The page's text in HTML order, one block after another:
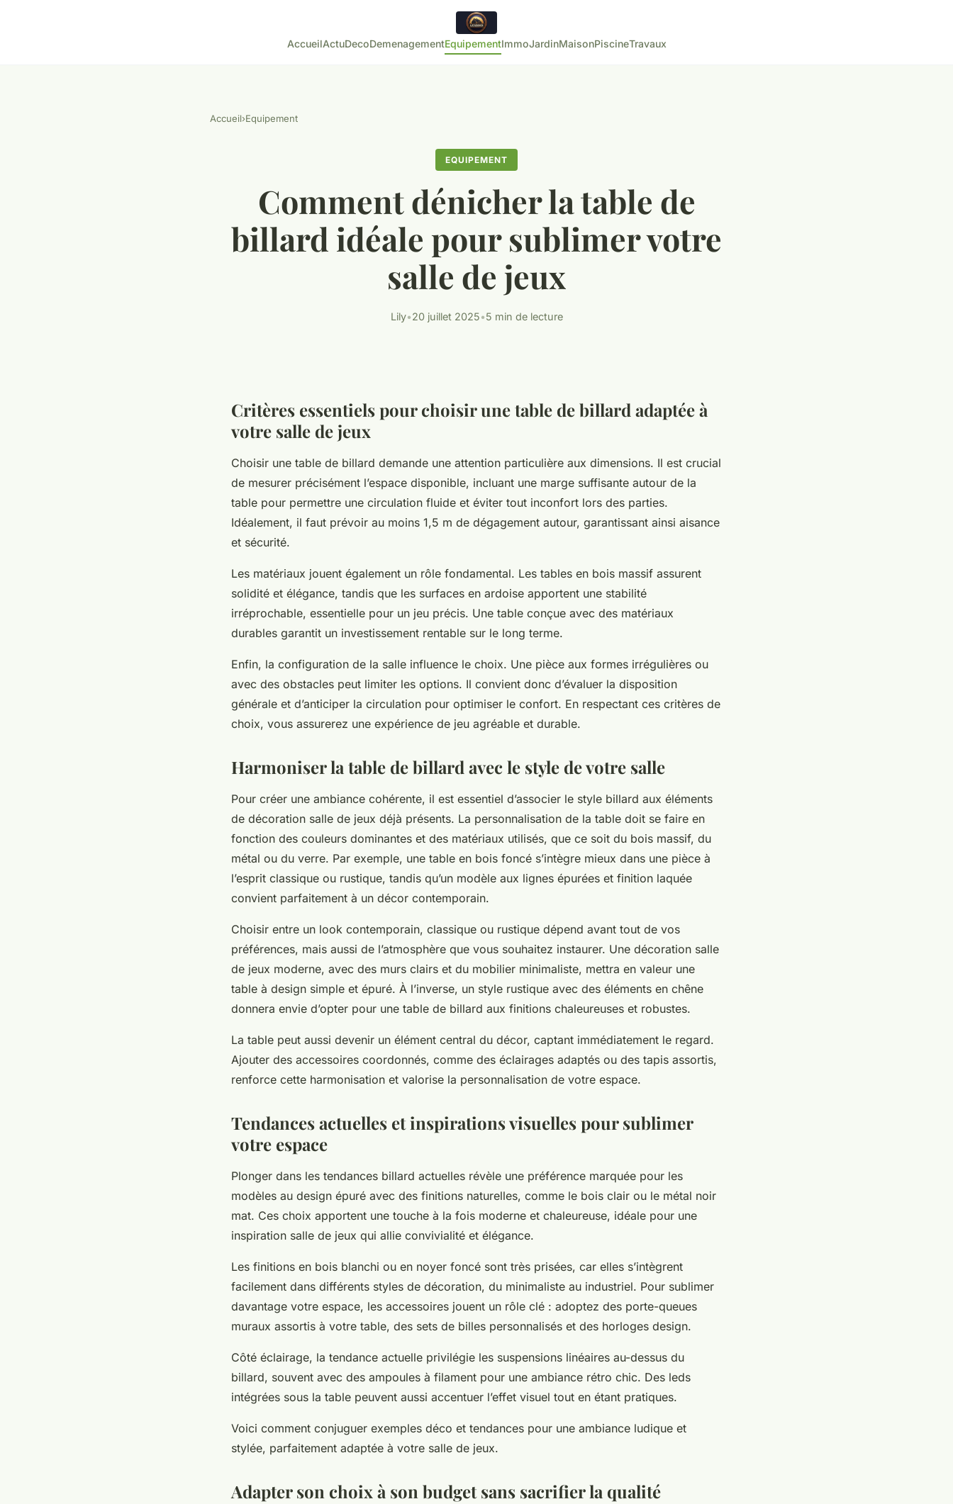
AccueilActuDecoDemenagementEquipementImmoJardinMaisonPiscineTravaux
Accueil›Equipement
EQUIPEMENT
Comment dénicher la table de
billard idéale pour sublimer votre
salle de jeux
Lily•20 juillet 2025•5 min de lecture
Critères essentiels pour choisir une table de billard adaptée à
votre salle de jeux
Choisir une table de billard demande une attention particulière aux dimensions. Il est crucial
de mesurer précisément l’espace disponible, incluant une marge suffisante autour de la
table pour permettre une circulation fluide et éviter tout inconfort lors des parties.
Idéalement, il faut prévoir au moins 1,5 m de dégagement autour, garantissant ainsi aisance
et sécurité.
Les matériaux jouent également un rôle fondamental. Les tables en bois massif assurent
solidité et élégance, tandis que les surfaces en ardoise apportent une stabilité
irréprochable, essentielle pour un jeu précis. Une table conçue avec des matériaux
durables garantit un investissement rentable sur le long terme.
Enfin, la configuration de la salle influence le choix. Une pièce aux formes irrégulières ou
avec des obstacles peut limiter les options. Il convient donc d’évaluer la disposition
générale et d’anticiper la circulation pour optimiser le confort. En respectant ces critères de
choix, vous assurerez une expérience de jeu agréable et durable.
Harmoniser la table de billard avec le style de votre salle
Pour créer une ambiance cohérente, il est essentiel d’associer le style billard aux éléments
de décoration salle de jeux déjà présents. La personnalisation de la table doit se faire en
fonction des couleurs dominantes et des matériaux utilisés, que ce soit du bois massif, du
métal ou du verre. Par exemple, une table en bois foncé s’intègre mieux dans une pièce à
l’esprit classique ou rustique, tandis qu’un modèle aux lignes épurées et finition laquée
convient parfaitement à un décor contemporain.
Choisir entre un look contemporain, classique ou rustique dépend avant tout de vos
préférences, mais aussi de l’atmosphère que vous souhaitez instaurer. Une décoration salle
de jeux moderne, avec des murs clairs et du mobilier minimaliste, mettra en valeur une
table à design simple et épuré. À l’inverse, un style rustique avec des éléments en chêne
donnera envie d’opter pour une table de billard aux finitions chaleureuses et robustes.
La table peut aussi devenir un élément central du décor, captant immédiatement le regard.
Ajouter des accessoires coordonnés, comme des éclairages adaptés ou des tapis assortis,
renforce cette harmonisation et valorise la personnalisation de votre espace.
Tendances actuelles et inspirations visuelles pour sublimer
votre espace
Plonger dans les tendances billard actuelles révèle une préférence marquée pour les
modèles au design épuré avec des finitions naturelles, comme le bois clair ou le métal noir
mat. Ces choix apportent une touche à la fois moderne et chaleureuse, idéale pour une
inspiration salle de jeux qui allie convivialité et élégance.
Les finitions en bois blanchi ou en noyer foncé sont très prisées, car elles s’intègrent
facilement dans différents styles de décoration, du minimaliste au industriel. Pour sublimer
davantage votre espace, les accessoires jouent un rôle clé : adoptez des porte-queues
muraux assortis à votre table, des sets de billes personnalisés et des horloges design.
Côté éclairage, la tendance actuelle privilégie les suspensions linéaires au-dessus du
billard, souvent avec des ampoules à filament pour une ambiance rétro chic. Des leds
intégrées sous la table peuvent aussi accentuer l’effet visuel tout en étant pratiques.
Voici comment conjuguer exemples déco et tendances pour une ambiance ludique et
stylée, parfaitement adaptée à votre salle de jeux.
Adapter son choix à son budget sans sacrifier la qualité